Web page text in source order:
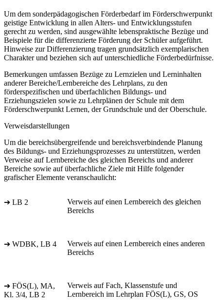
Um dem sonderpädagogischen Förderbedarf im Förderschwerpunkt
geistige Entwicklung in allen Alters- und Entwicklungsstufen
gerecht zu werden, sind ausgewählte lebenspraktische Bezüge und
Beispiele für die differenzierte Förderung der Schüler aufgeführt.
Hinweise zur Differenzierung tragen grundsätzlich exemplarischen
Charakter und beziehen sich auf unterschiedliche Förderbedürfnisse.
Bemerkungen umfassen Bezüge zu Lernzielen und Lerninhalten
anderer Bereiche/Lernbereiche des Lehrplans, zu den
förderspezifischen und überfachlichen Bildungs- und
Erziehungszielen sowie zu Lehrplänen der Schule mit dem
Förderschwerpunkt Lernen, der Grundschule und der Oberschule.
Verweisdarstellungen
Um die bereichsübergreifende und bereichsverbindende Planung
des Bildungs- und Erziehungsprozesses zu unterstützen, werden
Verweise auf Lernbereiche des gleichen Bereichs und anderer
Bereiche sowie auf überfachliche Ziele mit Hilfe folgender
grafischer Elemente veranschaulicht:
➔ LB 2
Verweis auf einen Lernbereich des gleichen
Bereichs
➔ WDBK, LB 4
Verweis auf einen Lernbereich eines anderen
Bereichs
➔ FÖS(L), MA,
Kl. 3/4, LB 2
Verweis auf Fach, Klassenstufe und
Lernbereich im Lehrplan FÖS(L), GS, OS